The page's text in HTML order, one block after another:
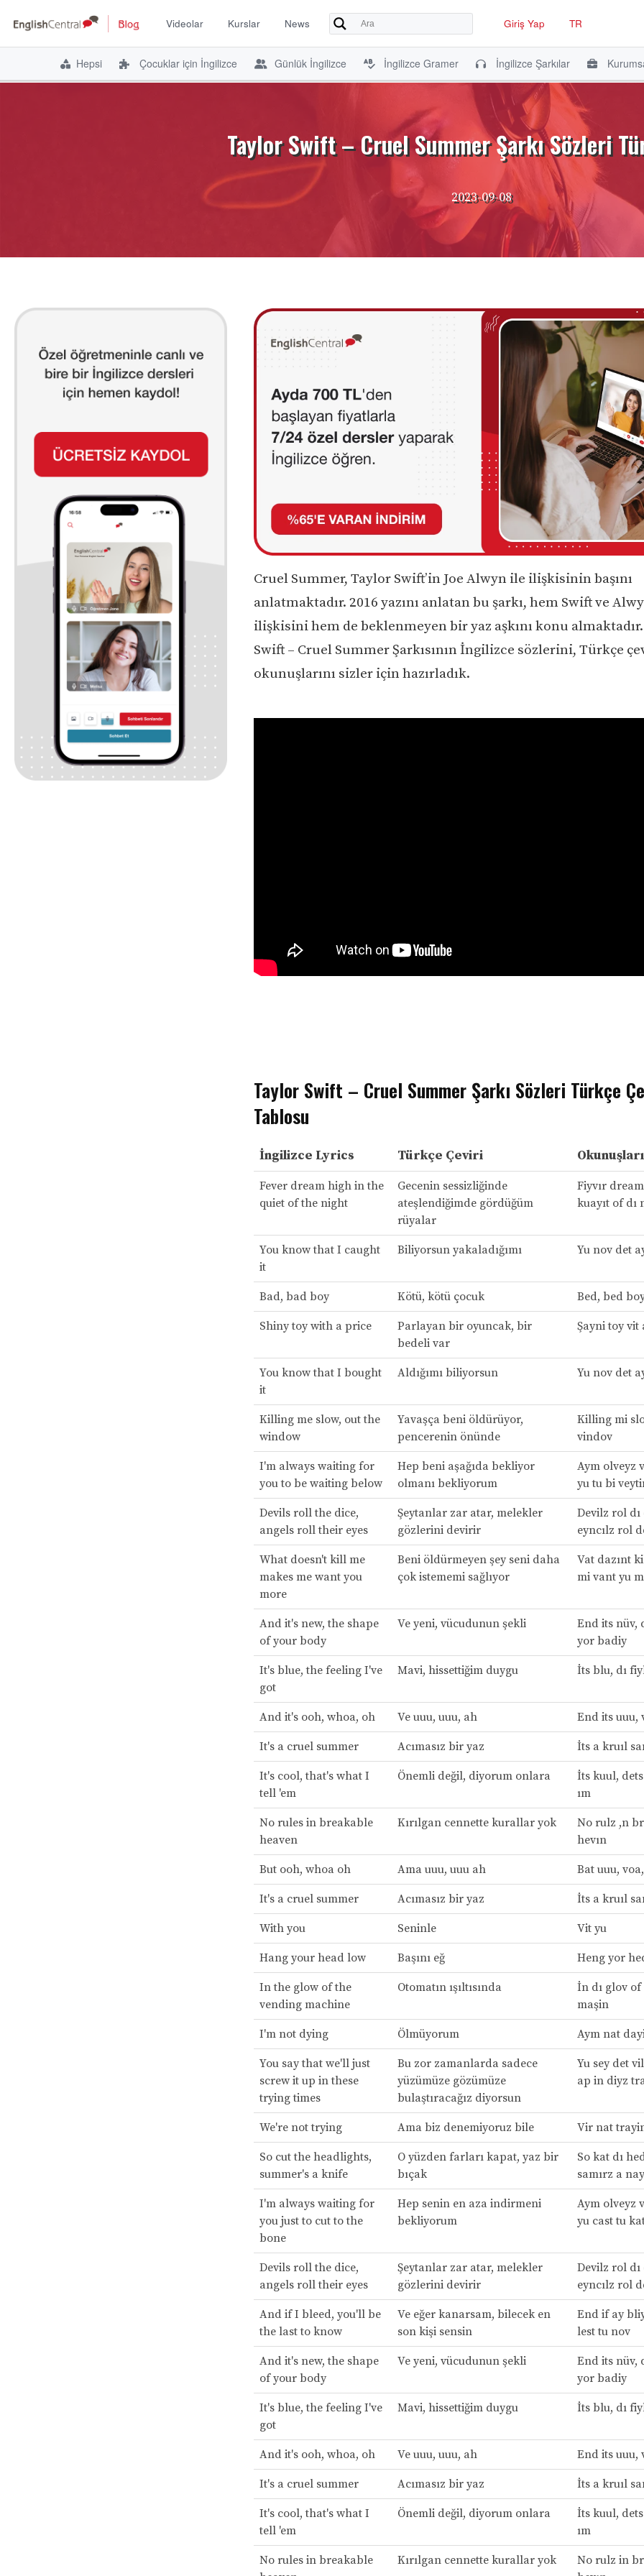
Videolar Kurslar News Giriş Yap TR
Hepsi Çocuklar için İngilizce Günlük İngilizce İngilizce Gramer İngilizce Şarkılar
Taylor Swift – Cruel Summer Şarkı Sözleri
2023-09-08
Cruel Summer, Taylor Swift’in Joe Alwyn ile ilişkisinin başını
anlatmaktadır. 2016 yazını anlatan bu şarkı, hem Swift ve
ilişkisini hem de beklenmeyen bir yaz aşkını konu
Swift – Cruel Summer Şarkısının İngilizce sözlerini, Türkçe
okunuşlarını sizler için hazırladık.
Taylor Swift – Cruel Summer Şarkı Sözleri Türkçe
Tablosu
İngilizce Lyrics Türkçe Çeviri Okunuşları
Fever dream high in the
quiet of the night
Gecenin sessizliğinde
ateşlendiğimde gördüğüm
rüyalar
Fiyvır
kuayıt of dı
You know that I caught
it
Biliyorsun yakaladığımı Yu nov det
Bad, bad boy Kötü, kötü çocuk Bed, bed
Shiny toy with a price
Parlayan bir oyuncak, bir
bedeli var
Şayni toy vit
You know that I bought
it
Aldığımı biliyorsun Yu nov det
Killing me slow, out the
window
Yavaşça beni öldürüyor,
pencerenin önünde
Killing mi
vindov
I'm always waiting for
you to be waiting below
Hep beni aşağıda bekliyor
olmanı bekliyorum
Aym olveyz
yu tu bi
Devils roll the dice,
angels roll their eyes
Şeytanlar zar atar, melekler
gözlerini devirir
Devilz rol dı
eyncılz rol
What doesn't kill me
makes me want you
more
Beni öldürmeyen şey seni daha
çok istememi sağlıyor
Vat dazınt
mi vant yu
And it's new, the shape
of your body
Ve yeni, vücudunun şekli
End its nüv,
yor badiy
It's blue, the feeling I've
got
Mavi, hissettiğim duygu İts blu, dı
And it's ooh, whoa, oh Ve uuu, uuu, ah End its uuu,
It's a cruel summer Acımasız bir yaz İts a kruıl
It's cool, that's what I
tell 'em
Önemli değil, diyorum onlara
İts kuul,
ım
No rules in breakable
heaven
Kırılgan cennette kurallar yok
No rulz ,n
hevın
But ooh, whoa oh Ama uuu, uuu ah Bat uuu,
It's a cruel summer Acımasız bir yaz İts a kruıl
With you Seninle Vit yu
Hang your head low Başını eğ Heng yor
In the glow of the
vending machine
Otomatın ışıltısında
İn dı glov of
maşin
I'm not dying Ölmüyorum Aym nat
You say that we'll just
screw it up in these
trying times
Bu zor zamanlarda sadece
yüzümüze gözümüze
bulaştıracağız diyorsun
Yu sey det
ap in diyz
We're not trying Ama biz denemiyoruz bile Vir nat
So cut the headlights,
summer's a knife
O yüzden farları kapat, yaz bir
bıçak
So kat dı
samırz a
I'm always waiting for
you just to cut to the
bone
Hep senin en aza indirmeni
bekliyorum
Aym olveyz
yu cast tu
Devils roll the dice,
angels roll their eyes
Şeytanlar zar atar, melekler
gözlerini devirir
Devilz rol dı
eyncılz rol
And if I bleed, you'll be
the last to know
Ve eğer kanarsam, bilecek en
son kişi sensin
End if ay
lest tu nov
And it's new, the shape
of your body
Ve yeni, vücudunun şekli
End its nüv,
yor badiy
It's blue, the feeling I've
got
Mavi, hissettiğim duygu İts blu, dı
And it's ooh, whoa, oh Ve uuu, uuu, ah End its uuu,
It's a cruel summer Acımasız bir yaz İts a kruıl
It's cool, that's what I
tell 'em
Önemli değil, diyorum onlara
İts kuul,
ım
No rules in breakable
Kırılgan cennette kurallar yok
No rulz in